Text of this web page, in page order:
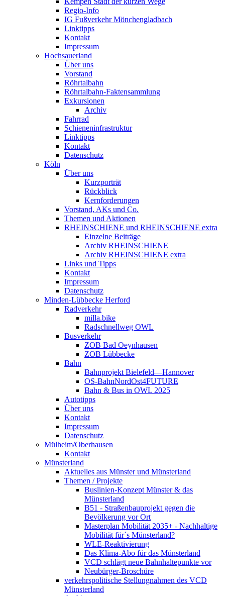
Regio-Info
IG Fußverkehr Mönchengladbach
Linktipps
Kontakt
Impressum
Hochsauerland
Über uns
Vorstand
Röhrtalbahn
Röhrtalbahn-Faktensammlung
Exkursionen
Archiv
Fahrrad
Schieneninfrastruktur
Linktipps
Kontakt
Datenschutz
Köln
Über uns
Kurzporträt
Rückblick
Kernforderungen
Vorstand, AKs und Co.
Themen und Aktionen
RHEINSCHIENE und RHEINSCHIENE extra
Einzelne Beiträge
Archiv RHEINSCHIENE
Archiv RHEINSCHIENE extra
Links und Tipps
Kontakt
Impressum
Datenschutz
Minden-Lübbecke Herford
Radverkehr
milla.bike
Radschnellweg OWL
Busverkehr
ZOB Bad Oeynhausen
ZOB Lübbecke
Bahn
Bahnprojekt Bielefeld—Hannover
OS-BahnNordOst4FUTURE
Bahn & Bus in OWL 2025
Autotipps
Über uns
Kontakt
Impressum
Datenschutz
Mülheim/Oberhausen
Kontakt
Münsterland
Aktuelles aus Münster und Münsterland
Themen / Projekte
Buslinien-Konzept Münster & das
Münsterland
B51 - Straßenbauprojekt gegen die
Bevölkerung vor Ort
Masterplan Mobilität 2035+ - Nachhaltige
Mobilität für´s Münsterland?
WLE-Reaktivierung
Das Klima-Abo für das Münsterland
VCD schlägt neue Bahnhaltepunkte vor
Neubürger-Broschüre
verkehrspolitische Stellungnahmen des VCD
Münsterland